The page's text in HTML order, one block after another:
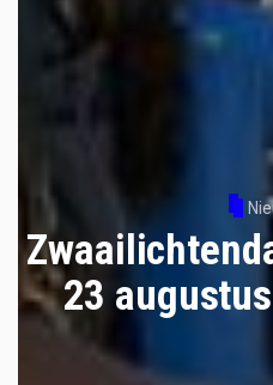
23